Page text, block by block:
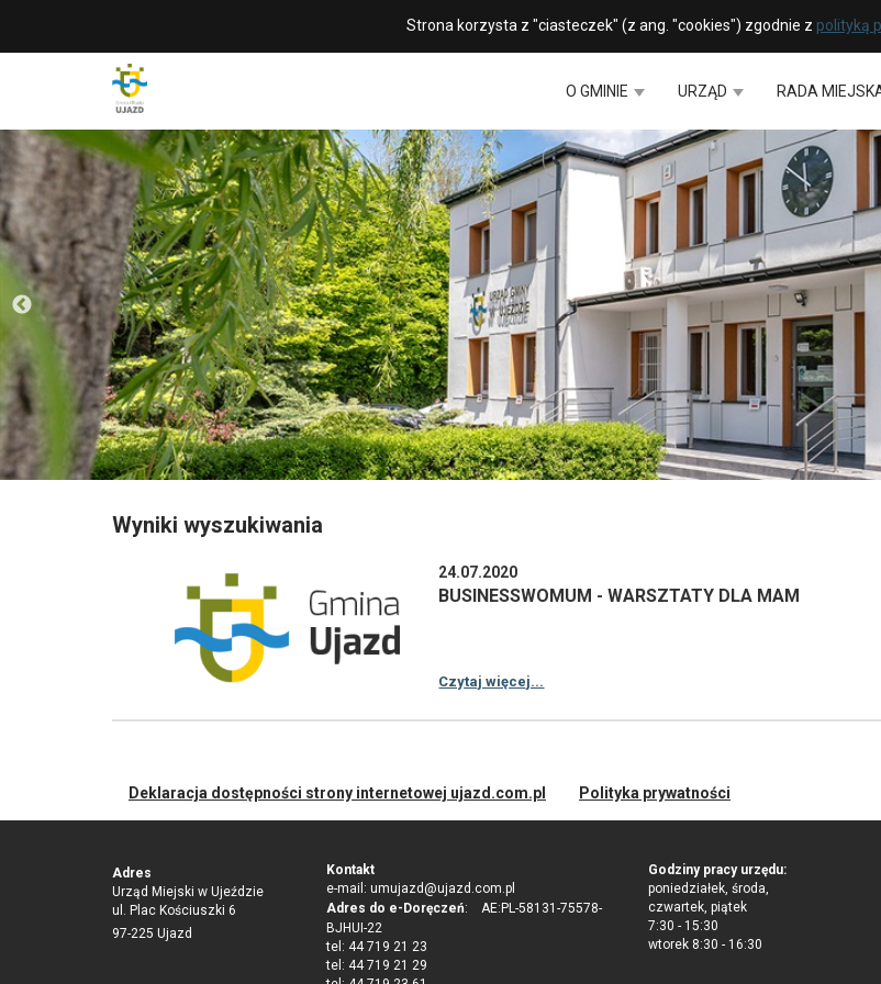
Strona korzysta z "ciasteczek" (z ang. "cookies") zgodnie z polityką
O GMINIE URZĄD RADA
Wyniki wyszukiwania
24.07.2020
BUSINESSWOMUM - WARSZTATY DLA MAM
Czytaj więcej...
Deklaracja dostępności strony internetowej ujazd.com.pl Polityka prywatności
Adres
Urząd Miejski w Ujeździe
ul. Plac Kościuszki 6
97-225 Ujazd
Kontakt
e-mail: umujazd@ujazd.com.pl
Adres do e-Doręczeń: AE:PL-58131-75578-
BJHUI-22
tel: 44 719 21 23
tel: 44 719 21 29
Godziny pracy urzędu:
poniedziałek, środa,
czwartek, piątek
7:30 - 15:30
wtorek 8:30 - 16:30